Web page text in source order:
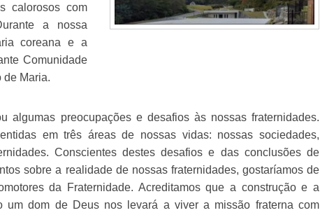
calorosos com
a nossa
coreana e a
Comunidade
de Maria.
algumas preocupações e desafios às nossas fraternidades.
em três áreas de nossas vidas: nossas sociedades,
Conscientes destes desafios e das conclusões de
sobre a realidade de nossas fraternidades, gostaríamos de
da Fraternidade. Acreditamos que a construção e a
um dom de Deus nos levará a viver a missão fraterna com